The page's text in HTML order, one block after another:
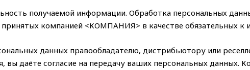
получаемой информации. Обработка персональных
принятых компанией <КОМПАНИЯ> в качестве обязательных к
данных правообладателю, дистрибьютору или
вы даёте согласие на передачу ваших персональных